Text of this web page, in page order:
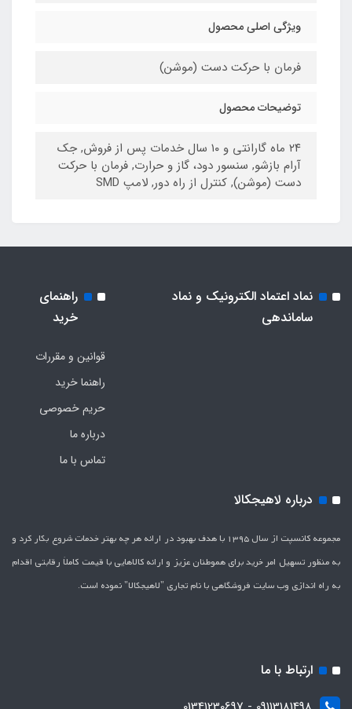
ویژگی اصلی محصول
فرمان با حرکت دست (موشن)
توضیحات محصول
۲۴ ماه گارانتی و ۱۰ سال خدمات پس از فروش, جک
آرام بازشو, سنسور دود، گاز و حرارت, فرمان با حرکت
دست (موشن), کنترل از راه دور, لامپ SMD
نماد اعتماد الکترونیک و نماد
ساماندهی
راهنمای
خرید
قوانین و مقررات
راهنما خرید
حریم خصوصی
درباره ما
تماس با ما
درباره لاهیجکالا
مجموعه کانسپت از سال 1395 با هدف بهبود در ارائه هر چه بهتر خدمات شروع بکار کرد و
به منظور تسهیل امر خرید برای هموطنان عزیز و ارائه کالاهایی با قیمت کاملاَ رقابتی اقدام
به راه اندازی وب سایت فروشگاهی با نام تجاری "لاهیج­کالا" نموده است.
ارتباط با ما